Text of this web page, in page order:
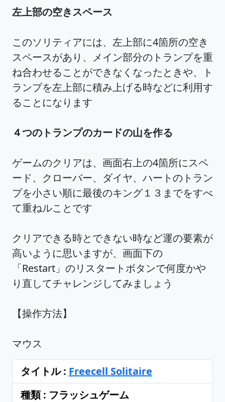
左上部の空きスペース
このソリティアには、左上部に4箇所の空き
スペースがあり、メイン部分のトランプを重
ね合わせることができなくなったときや、ト
ランプを左上部に積み上げる時などに利用す
ることになります
４つのトランプのカードの山を作る
ゲームのクリアは、画面右上の4箇所にスペ
ード、クローバー、ダイヤ、ハートのトラン
プを小さい順に最後のキング１３までをすべ
て重ねルことです
クリアできる時とできない時など運の要素が
高いように思いますが、画面下の
「Restart」のリスタートボタンで何度かや
り直してチャレンジしてみましょう
【操作方法】
マウス
タイトル : Freecell Solitaire
種類 : フラッシュゲーム